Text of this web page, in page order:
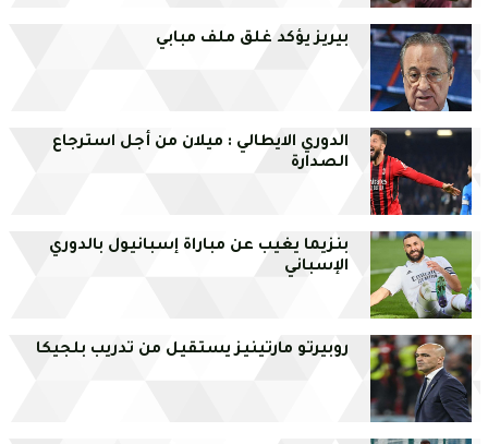
بيريز يؤكد غلق ملف مبابي
الدوري الايطالي : ميلان من أجل استرجاع
الصدارة
بنزيما يغيب عن مباراة إسبانيول بالدوري
الإسباني
روبيرتو مارتينيز يستقيل من تدريب بلجيكا